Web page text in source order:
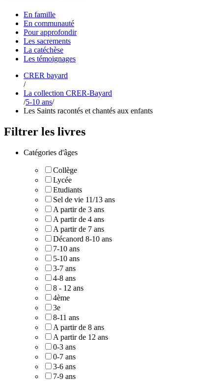
En famille
En communauté
Pourapprofondir
Les sacrements
La catéchèse
Les témoignages
CRER bayard
/
La collection CRER-Bayard
/5-10 ans/
Les Saints racontés et chantés aux enfants
Filtrer les livres
Catégories d'âges
Collège
Lycée
Etudiants
Sel de vie 11/13 ans
A partir de 3 ans
A partir de 4 ans
A partir de 7 ans
Décanord 8-10 ans
7-10 ans
5-10 ans
3-7 ans
4-8 ans
8 - 12 ans
4ème
3e
8-11 ans
A partir de 8 ans
A partir de 12 ans
0-3 ans
0-7 ans
3-6 ans
7-9 ans